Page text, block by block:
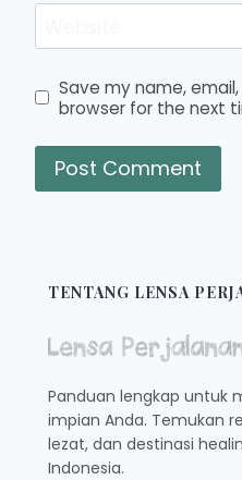
Save my name,
browser for the next
TENTANG LENSA
Panduan lengkap untuk
impian Anda. Temukan
lezat, dan destinasi
Indonesia.